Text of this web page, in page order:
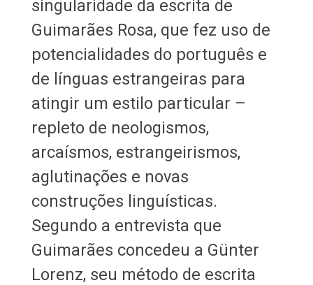
singularidade da escrita de
Guimarães Rosa, que fez uso de
potencialidades do português e
de línguas estrangeiras para
atingir um estilo particular –
repleto de neologismos,
arcaísmos, estrangeirismos,
aglutinações e novas
construções linguísticas.
Segundo a entrevista que
Guimarães concedeu a Günter
Lorenz, seu método de escrita